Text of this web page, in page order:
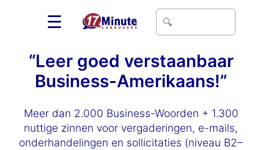
☰
“Leer goed verstaanbaar
Business-Amerikaans!”
Meer dan 2.000 Business-Woorden + 1.300
nuttige zinnen voor vergaderingen, e-mails,
onderhandelingen en sollicitaties (niveau B2–